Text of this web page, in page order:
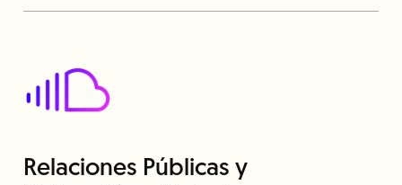
Relaciones Públicas y